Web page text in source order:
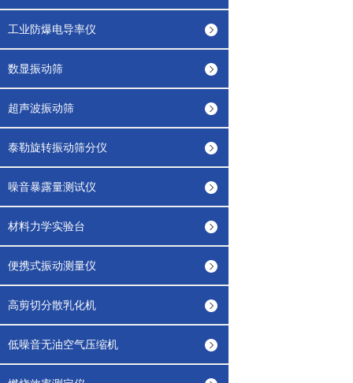
工业防爆电导率仪
数显振动筛
超声波振动筛
泰勒旋转振动筛分仪
噪音暴露量测试仪
材料力学实验台
便携式振动测量仪
高剪切分散乳化机
低噪音无油空气压缩机